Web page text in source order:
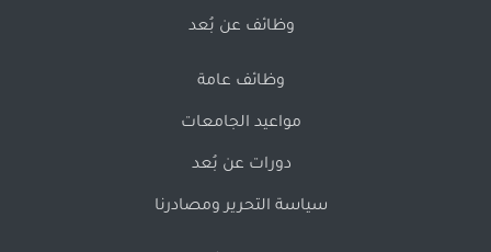
وظائف عن بُعد
وظائف عامة
مواعيد الجامعات
دورات عن بُعد
سياسة التحرير ومصادرنا